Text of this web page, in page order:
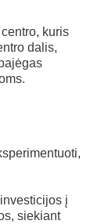
kuris
dalis,
į
siekiant